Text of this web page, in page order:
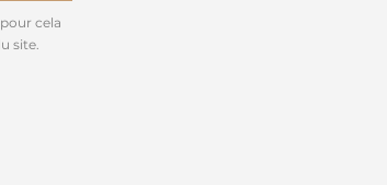
cela
site.